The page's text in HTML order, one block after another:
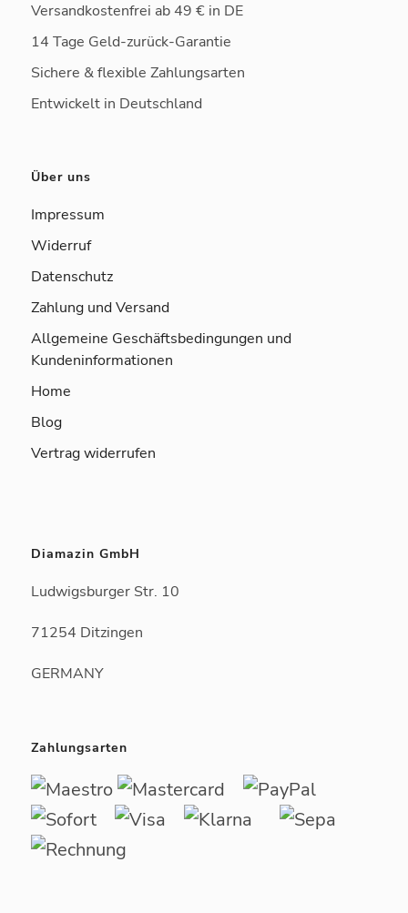
Versandkostenfrei ab 49 € in DE
14 Tage Geld-zurück-Garantie
Sichere & flexible Zahlungsarten
Entwickelt in Deutschland
Über uns
Impressum
Widerruf
Datenschutz
Zahlung und Versand
Allgemeine Geschäftsbedingungen und
Kundeninformationen
Home
Blog
Vertrag widerrufen
Diamazin GmbH
Ludwigsburger Str. 10
71254 Ditzingen
GERMANY
Zahlungsarten